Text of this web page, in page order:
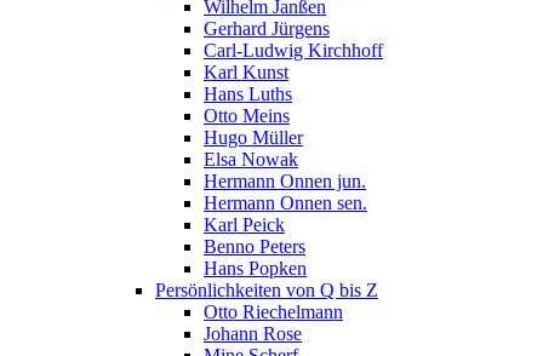
Wilhelm Janßen
Gerhard Jürgens
Carl-Ludwig Kirchhoff
Karl Kunst
Hans Luths
Otto Meins
Hugo Müller
Elsa Nowak
Hermann Onnen jun.
Hermann Onnen sen.
Karl Peick
Benno Peters
Hans Popken
Persönlichkeiten von Q bis Z
Otto Riechelmann
Johann Rose